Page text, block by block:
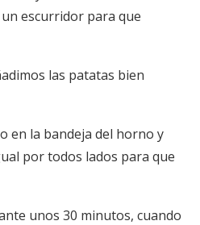
escurridor para que
las patatas bien
en la bandeja del horno y
por todos lados para que
unos 30 minutos, cuando